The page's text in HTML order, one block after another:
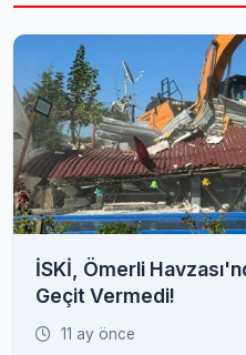
İSKİ, Ömerli
Geçit Vermedi!
11 ay önce